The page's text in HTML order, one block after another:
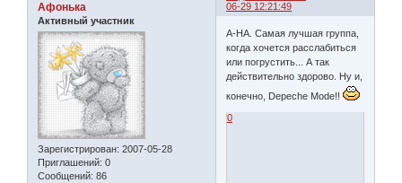
06-29 12:21:49
Афонька
Активный участник
Зарегистрирован: 2007-05-28
Приглашений: 0
Сообщений: 86
А-НА. Самая лучшая группа,
когда хочется расслабиться
или погрустить... А так
действительно здорово. Ну и,
конечно, Depeche Mode!!
0